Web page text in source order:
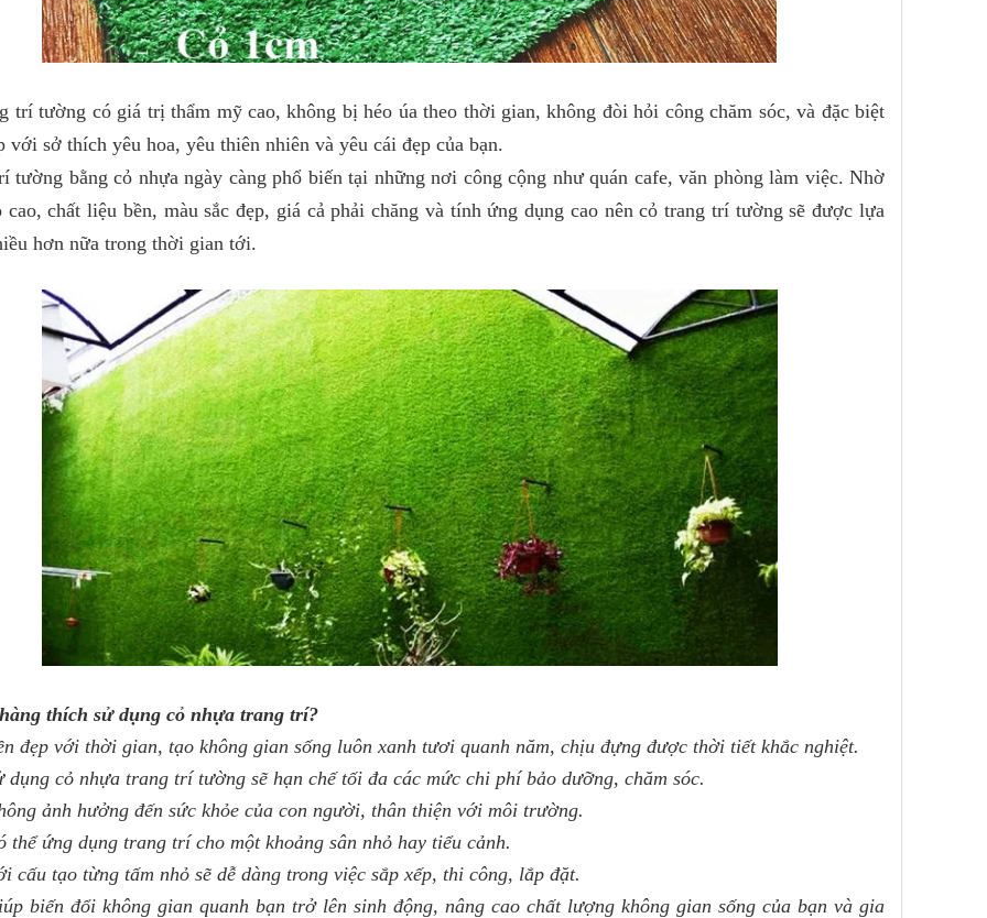
trí tường có giá trị thẩm mỹ cao, không bị héo úa theo thời gian, không đòi hỏi công chăm sóc, và đặc biệt
với sở thích yêu hoa, yêu thiên nhiên và yêu cái đẹp của bạn.
tường bằng cỏ nhựa ngày càng phổ biến tại những nơi công cộng như quán cafe, văn phòng làm việc. Nhờ
cao, chất liệu bền, màu sắc đẹp, giá cả phải chăng và tính ứng dụng cao nên cỏ trang trí tường sẽ được lựa
hơn nữa trong thời gian tới.
thích sử dụng cỏ nhựa trang trí?
đẹp với thời gian, tạo không gian sống luôn xanh tươi quanh năm, chịu đựng được thời tiết khắc nghiệt.
dụng cỏ nhựa trang trí tường sẽ hạn chế tối đa các mức chi phí bảo dưỡng, chăm sóc.
ảnh hưởng đến sức khỏe của con người, thân thiện với môi trường.
thể ứng dụng trang trí cho một khoảng sân nhỏ hay tiểu cảnh.
cấu tạo từng tấm nhỏ sẽ dễ dàng trong việc sắp xếp, thi công, lắp đặt.
biến đổi không gian quanh bạn trở lên sinh động, nâng cao chất lượng không gian sống của bạn và gia